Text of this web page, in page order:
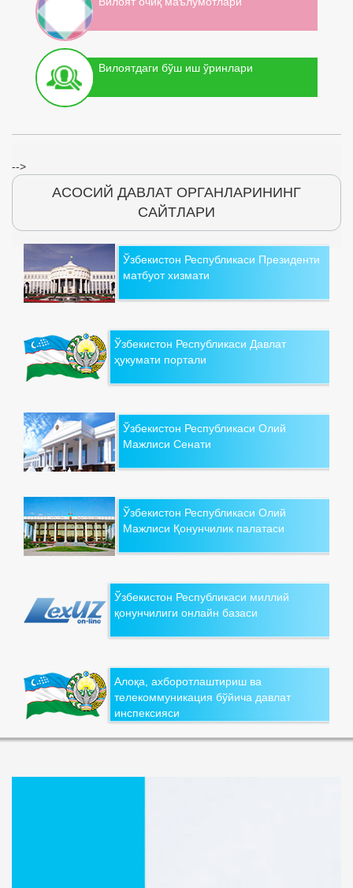
Вилоятдаги бўш иш ўринлари
-->
АСОСИЙ ДАВЛАТ ОРГАНЛАРИНИНГ
САЙТЛАРИ
Ўзбекистон Республикаси Президенти
матбуот хизмати
Ўзбекистон Республикаси Давлат
ҳукумати портали
Ўзбекистон Республикаси Олий
Мажлиси Сенати
Ўзбекистон Республикаси Олий
Мажлиси Қонунчилик палатаси
Ўзбекистон Республикаси миллий
қонунчилиги онлайн базаси
Алоқа, ахборотлаштириш ва
телекоммуникация бўйича давлат
инспексияси